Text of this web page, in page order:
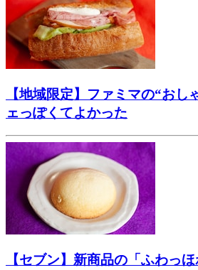
【地域限定】ファミマの“おし
ェっぽくてよかった
【セブン】新商品の「ふわっ